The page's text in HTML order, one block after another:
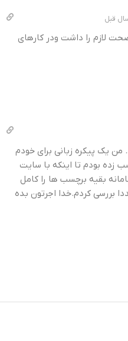
لازم را داشت ودر کارهای
من یک پیکره زبانی برای خودم
زده بودم تا اینکه با سایت
بقیه برچسب ها را کامل
بررسی کردم.خدا اجرتون بده